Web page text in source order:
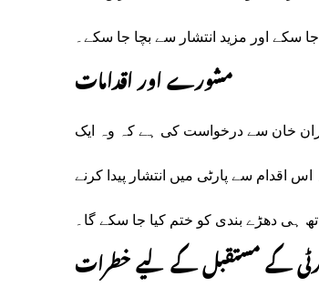
سکے اور مزید انتشار سے بچا جا سکے۔
مشورے اور اقدامات
خان سے درخواست کی ہے کہ وہ ایک
اقدام سے پارٹی میں انتشار پیدا کرنے
ہی دھڑے بندی کو ختم کیا جا سکے گا۔
کے مستقبل کے لیے خطرات